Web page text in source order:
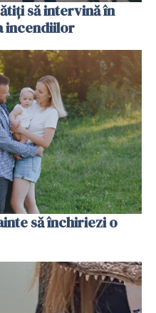
să intervină în
incendiilor
să închiriezi o